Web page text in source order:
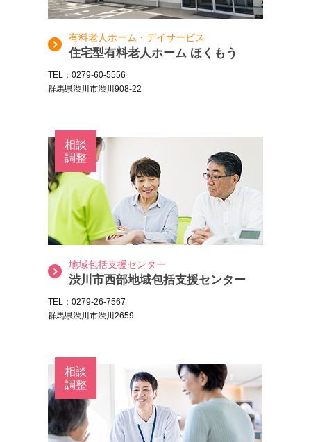
有料老人ホーム・デイサービス
住宅型有料老人ホーム ほくもう
TEL：0279-60-5556
群馬県渋川市渋川908-22
相談
調整
地域包括支援センター
渋川市西部地域包括支援センター
TEL：0279-26-7567
群馬県渋川市渋川2659
相談
調整